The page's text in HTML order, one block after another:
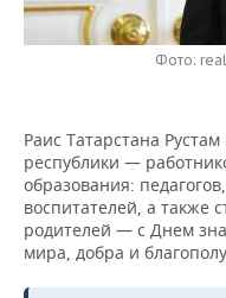
НЕФТЕХИМИЯ
ЭНЕРГЕТИКА
РОЗНИЧНАЯ
УСЛУГИ
НОВОСТИ
МЕДИА
МЕРОПРИЯТИЯ
ВЫЕЗДНАЯ
БИЗНЕС-БРАНЧИ
ONLINE-
НОВОСТИ СПОРТА
ФУТБОЛ
ХОККЕЙ
ОБЩЕСТВО
НОВОСТИ
ВЛАСТЬ
ФОТОГАЛЕРЕЯ
СЮЖЕТЫ
Фото:
Раис Татарстана
республики —
образования:
воспитателей, а также
родителей — с Днем
мира, добра и